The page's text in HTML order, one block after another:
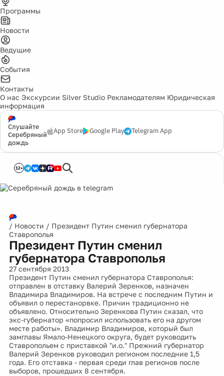
Программы
Новости
Ведущие
События
Контакты
О нас Экскурсии Silver Studio Рекламодателям Юридическая
информация
Слушайте
Серебряный
дождь
App Store Google Play Telegram App
12+
/ Новости / Президент Путин сменил губернатора
Ставрополья
Президент Путин сменил
губернатора Ставрополья
27 сентября 2013
Президент Путин сменил губернатора Ставрополья:
отправлен в отставку Валерий Зеренков, назначен
Владимира Владимиров. На встрече с последним Путин и
объявил о перестанорвке. Причин традиционно не
объявлено. Относительно Зеренкова Путин сказал, что
экс-губернатор «попросил использовать его на другом
месте работы». Владимир Владимиров, который был
замглавы Ямало-Ненецкого округа, будет руководить
Ставропольем с приставкой "и.о." Прежний губернатор
Валерий Зеренков руководил регионом последние 1,5
года. Его отставка - первая среди глав регионов после
выборов, прошедших 8 сентября.